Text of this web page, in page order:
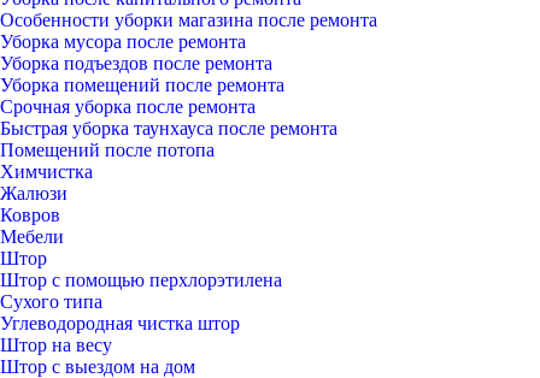
Особенности уборки магазина после ремонта
Уборка мусора после ремонта
Уборка подъездов после ремонта
Уборка помещений после ремонта
Срочная уборка после ремонта
Быстрая уборка таунхауса после ремонта
Помещений после потопа
Химчистка
Жалюзи
Ковров
Мебели
Штор
Штор с помощью перхлорэтилена
Сухого типа
Углеводородная чистка штор
Штор на весу
Штор с выездом на дом